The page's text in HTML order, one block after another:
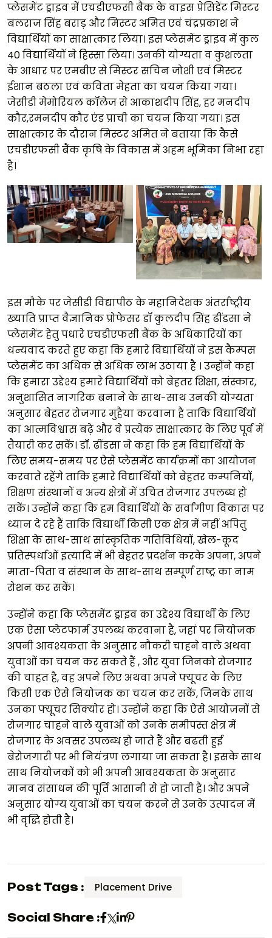
प्लेसमेंट ड्राइव में एचडीएफसी बैंक के वाइस प्रेसिडेंट मिस्टर
बलराज सिंह बराड़ और मिस्टर अमित एवं चंद्रप्रकाश ने
विद्यार्थियों का साक्षात्कार लिया। इस प्लेसमेंट ड्राइव में कुल
40 विद्यार्थियों ने हिस्सा लिया। उनकी योग्यता व कुशलता
के आधार पर एमबीए से मिस्टर सचिन जोशी एवं मिस्टर
ईशान बठला एवं कविता मेहता का चयन किया गया।
जेसीडी मेमोरियल कॉलेज से आकाशदीप सिंह, हर मनदीप
कौर,रमनदीप कौर एंड प्राची का चयन किया गया। इस
साक्षात्कार के दौरान मिस्टर अमित ने बताया कि कैसे
एचडीएफसी बैंक कृषि के विकास में अहम भूमिका निभा रहा
है।
इस मौके पर जेसीडी विद्यापीठ के महानिदेशक अंतर्राष्ट्रीय
ख्याति प्राप्त वैज्ञानिक प्रोफेसर डॉ कुलदीप सिंह ढींडसा ने
प्लेसमेंट हेतु पधारे एचडीएफसी बैंक के अधिकारियों का
धन्यवाद करते हुए कहा कि हमारे विद्यार्थियों ने इस कैम्पस
प्लेसमेंट का अधिक से अधिक लाभ उठाया है । उन्होंने कहा
कि हमारा उद्देश्य हमारे विद्यार्थियों को बेहतर शिक्षा, संस्कार,
अनुशासित नागरिक बनाने के साथ-साथ उनकी योग्यता
अनुसार बेहतर रोजगार मुहैया करवाना है ताकि विद्यार्थियों
का आत्मविश्वास बढ़े और वे प्रत्येक साक्षात्कार के लिए पूर्व में
तैयारी कर सकें। डॉ. ढींडसा ने कहा कि हम विद्यार्थियों के
लिए समय-समय पर ऐसे प्लेसमेंट कार्यक्रमों का आयोजन
करवाते रहेंगे ताकि हमारे विद्यार्थियों को बेहतर कम्पनियों,
शिक्षण संस्थानों व अन्य क्षेत्रों में उचित रोजगार उपलब्ध हो
सकें। उन्होंने कहा कि हम विद्यार्थियों के सर्वांगीण विकास पर
ध्यान दे रहे हैं ताकि विद्यार्थी किसी एक क्षेत्र में नहीं अपितु
शिक्षा के साथ-साथ सांस्कृतिक गतिविधियों, खेल-कूद
प्रतिस्पर्धाओं इत्यादि में भी बेहतर प्रदर्शन करके अपना, अपने
माता-पिता व संस्थान के साथ-साथ सम्पूर्ण राष्ट्र का नाम
रोशन कर सकें।
उन्होंने कहा कि प्लेसमेंट ड्राइव का उद्देश्य विद्यार्थी के लिए
एक ऐसा प्लेटफार्म उपलब्ध करवाना है, जहां पर नियोजक
अपनी आवश्यकता के अनुसार नौकरी चाहने वाले अथवा
युवाओं का चयन कर सकते हैं , और युवा जिनको रोजगार
की चाहत है, वह अपने लिए अथवा अपने फ्यूचर के लिए
किसी एक ऐसे नियोजक का चयन कर सकें, जिनके साथ
उनका फ्यूचर सिक्योर हो। उन्होंने कहा कि ऐसे आयोजनों से
रोजगार चाहने वाले युवाओं को उनके समीपस्त क्षेत्र में
रोजगार के अवसर उपलब्ध हो जाते हैं और बढती हुई
बेरोजगारी पर भी नियंत्रण लगाया जा सकता है। इसके साथ
साथ नियोजकों को भी अपनी आवश्यकता के अनुसार
मानव संसाधन की पूर्ति आसानी से हो जाती है। और अपने
अनुसार योग्य युवाओं का चयन करने से उनके उत्पादन में
भी वृद्धि होती है।
Post Tags : Placement Drive
Social Share :